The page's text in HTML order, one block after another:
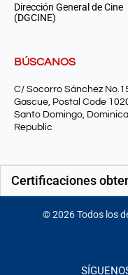
Dirección General de Cine
(DGCINE)
BÚSCANOS
C/ Socorro Sánchez
Gascue, Postal Code
Santo Domingo,
Republic
Certificaciones
©2026Todos los